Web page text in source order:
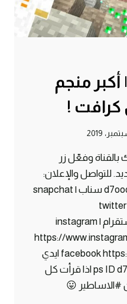
ماين كرافت #5 | أكبر منجم
كرافت !
وفعّل زر
للتواصل والإعلان:
d7ooomy999@diwangroup.com سناب | snapchat
https://goo.gl/sr19bf تويتر | twitter
https://goo.gl/UGEG15 انستقرام | instagram
https://
فيس بوك | facebook https://maw.cx/l86hl ايدي
البلايستيشن | ps ID d7oomy999HD اذا قرأت كل
😛